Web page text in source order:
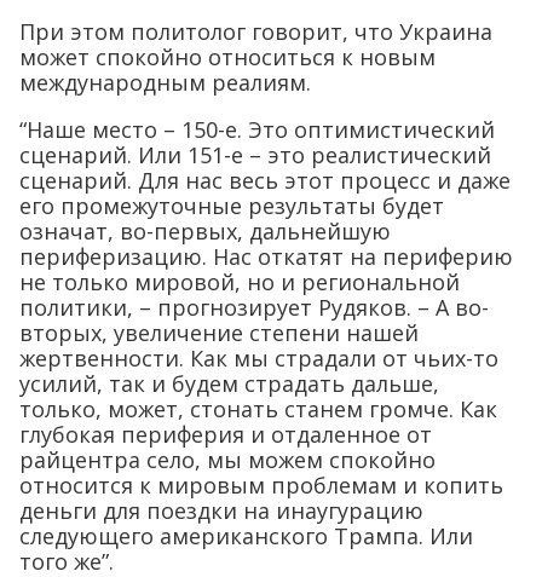
При этом политолог говорит, что Украина
может спокойно относиться к новым
международным реалиям.
“Наше место – 150-е. Это оптимистический
сценарий. Или 151-е – это реалистический
сценарий. Для нас весь этот процесс и даже
его промежуточные результаты будет
означат, во-первых, дальнейшую
периферизацию. Нас откатят на периферию
не только мировой, но и региональной
политики, – прогнозирует Рудяков. – А во-
вторых, увеличение степени нашей
жертвенности. Как мы страдали от чьих-то
усилий, так и будем страдать дальше,
только, может, стонать станем громче. Как
глубокая периферия и отдаленное от
райцентра село, мы можем спокойно
относится к мировым проблемам и копить
деньги для поездки на инаугурацию
следующего американского Трампа. Или
того же”.